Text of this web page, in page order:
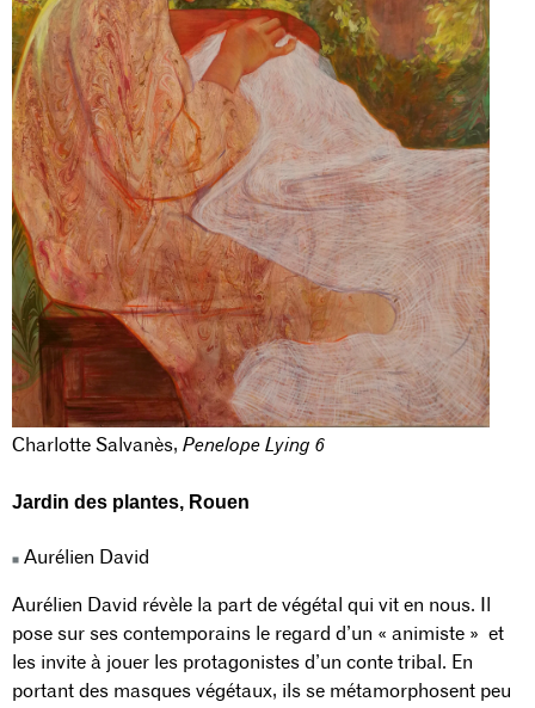
Charlotte Salvanès, Penelope Lying 6
Jardin des plantes, Rouen
Aurélien David
Aurélien David révèle la part de végétal qui vit en nous. Il
pose sur ses contemporains le regard d’un « animiste » et
les invite à jouer les protagonistes d’un conte tribal. En
portant des masques végétaux, ils se métamorphosent peu